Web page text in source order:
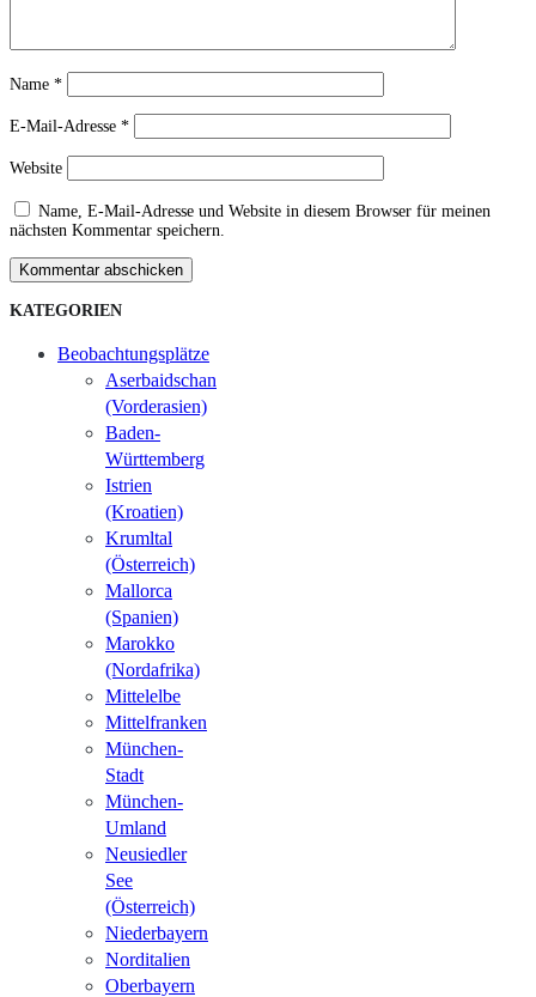
Name *
E-Mail-Adresse *
Website
Name, E-Mail-Adresse und Website in diesem Browser für meinen
nächsten Kommentar speichern.
Kommentar abschicken
KATEGORIEN
Beobachtungsplätze
Aserbaidschan
(Vorderasien)
Baden-
Württemberg
Istrien
(Kroatien)
Krumltal
(Österreich)
Mallorca
(Spanien)
Marokko
(Nordafrika)
Mittelelbe
Mittelfranken
München-
Stadt
München-
Umland
Neusiedler
See
(Österreich)
Niederbayern
Norditalien
Oberbayern